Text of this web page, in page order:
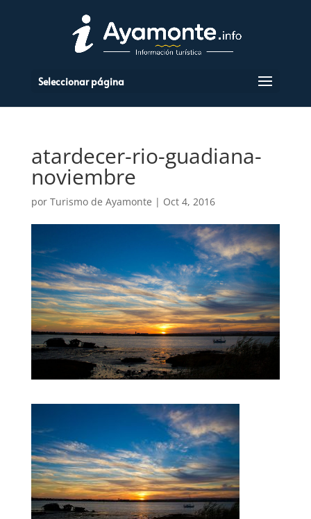
Seleccionar página
atardecer-rio-guadiana-
noviembre
por Turismo de Ayamonte | Oct 4, 2016